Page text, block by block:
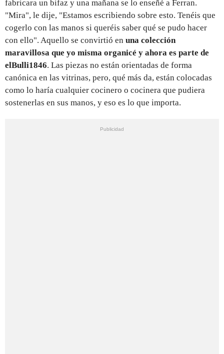
fabricara un bifaz y una mañana se lo enseñé a Ferran.
"Mira", le dije, "Estamos escribiendo sobre esto. Tenéis que
cogerlo con las manos si queréis saber qué se pudo hacer
con ello". Aquello se convirtió en una colección
maravillosa que yo misma organicé y ahora es parte de
elBulli1846. Las piezas no están orientadas de forma
canónica en las vitrinas, pero, qué más da, están colocadas
como lo haría cualquier cocinero o cocinera que pudiera
sostenerlas en sus manos, y eso es lo que importa.